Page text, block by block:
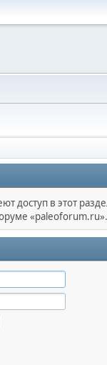
доступ в этот
«paleoforum.ru».